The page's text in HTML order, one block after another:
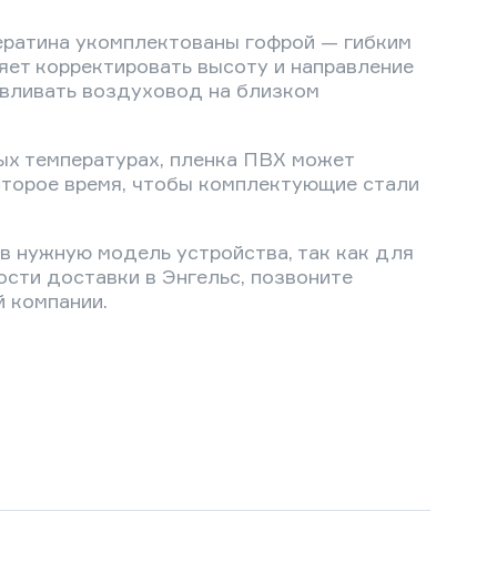
укомплектованы гофрой — гибким
корректировать высоту и направление
воздуховод на близком
температурах, пленка ПВХ может
время, чтобы комплектующие стали
нужную модель устройства, так как для
доставки в Энгельс, позвоните
компании.